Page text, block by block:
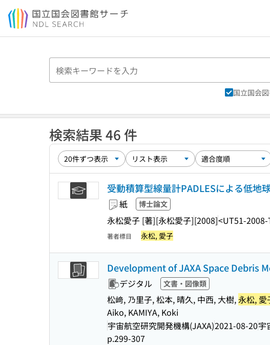
本文へ移動
国立国会
検索結果 46 件
受動積算型線量計PADLESによる低地
紙 博士論文
永松愛子 [著][永松愛子][2008]<UT51-
著者標目 永松, 愛子
Development of JAXA Space Debris
デジタル 文書・図像類
松﨑, 乃里子, 松本, 晴久, 中西, 大樹,永松, 愛
Aiko, KAMIYA, Koki
宇宙航空研究開発機構(JAXA)2021-08-20宇
p.299-307